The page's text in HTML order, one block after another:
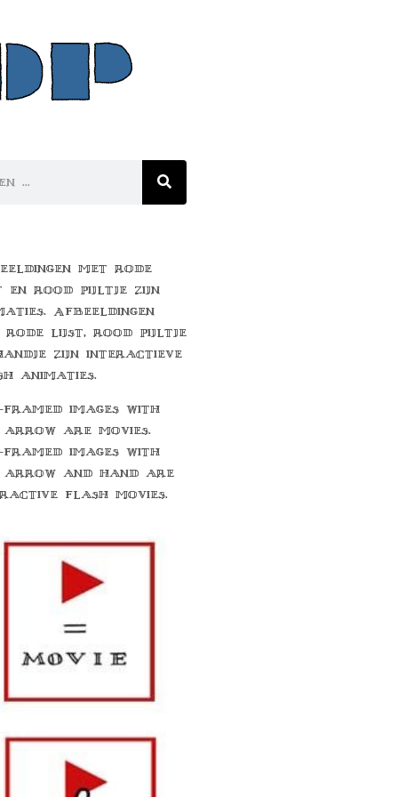
met rode
en rood pijltje zijn
Afbeeldingen
rode lijst, rood pijltje
zijn interactieve
animaties.
framed images with
are movies.
framed images with
arrow and hand are
flash movies.